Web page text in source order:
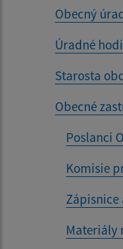
Obecný
Úradné
Starosta
Obecné
Poslanci
Komisie
Zápisnice
Materiály